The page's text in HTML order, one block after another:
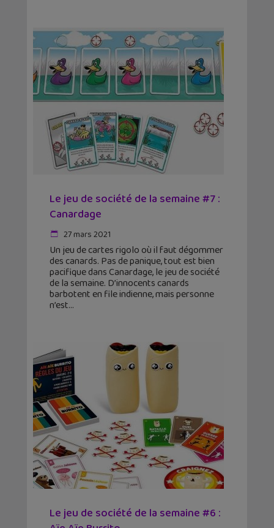
Le jeu de société de la semaine #7 :
Canardage
27 mars 2021
Un jeu de cartes rigolo où il faut dégommer
des canards. Pas de panique, tout est bien
pacifique dans Canardage, le jeu de société
de la semaine. D’innocents canards
barbotent en file indienne, mais personne
n’est
Le jeu de société de la semaine #6 :